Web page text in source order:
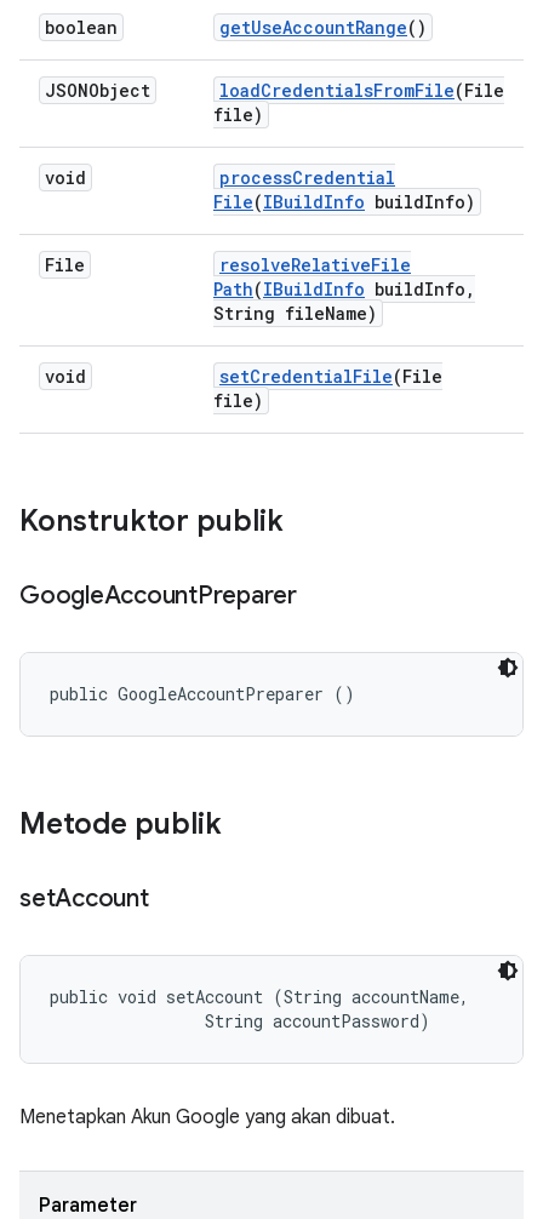
boolean getUseAccountRange()
JSONObject loadCredentialsFromFile(File
file)
void processCredential
File(IBuildInfo buildInfo)
File resolveRelativeFile
Path(IBuildInfo buildInfo ,
String fileName)
void setCredentialFile(File
file)
Konstruktor publik
GoogleAccountPreparer
public GoogleAccountPreparer ()
Metode publik
setAccount
public void setAccount (String accountName,
                String accountPassword)
Menetapkan Akun Google yang akan dibuat.
Parameter